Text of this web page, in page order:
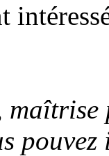
pouvez